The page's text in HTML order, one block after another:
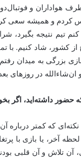
هواداران و
کردم و همیشه سعی
تیم نتیجه بگیرد،
کشور، شاد کنیم. با
بزرگی به میدان
در روزهای
حضور داشته‌اید، اگر
که کمتر درباره
آخر، یا بازی با
آن تلاش و آن قلبی